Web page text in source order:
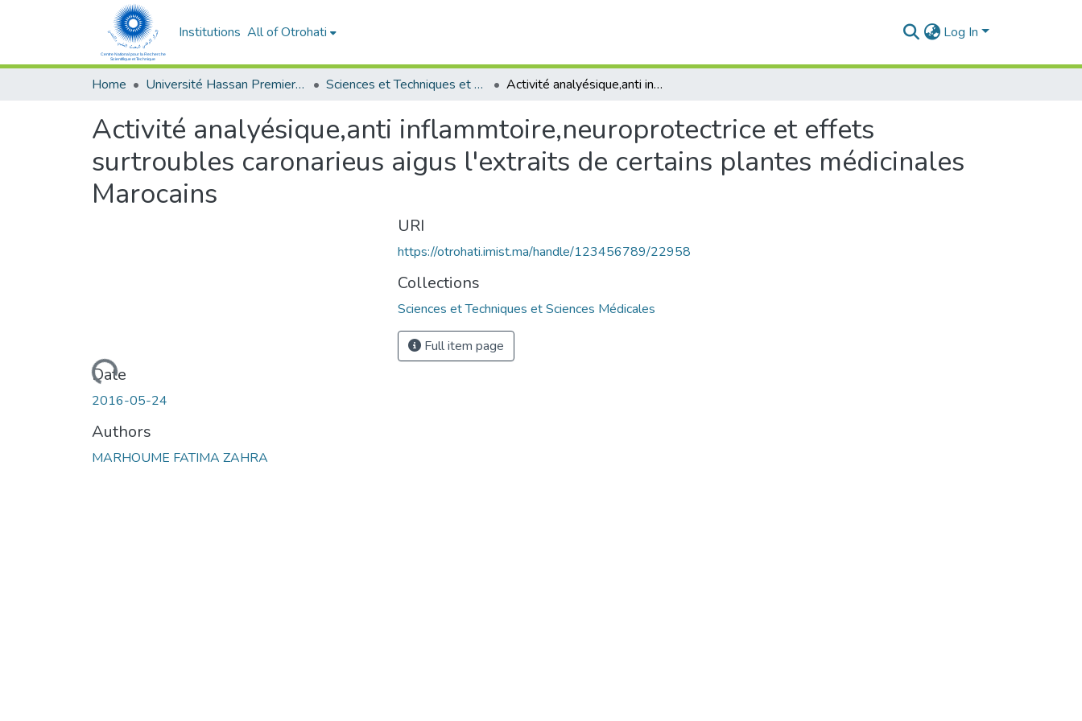
Institutions All of Otrohati Log In
Home Université Hassan Premier- Settat Sciences et Techniques et Sciences Médicales Activité analyésique,anti inflammtoire,neuroprotectrice et effets surtroubles caronarieus aigus l'extraits de certains plantes médicinales Marocains
Activité analyésique,anti inflammtoire,neuroprotectrice et effets
surtroubles caronarieus aigus l'extraits de certains plantes médicinales
Marocains
Loading...
Date
2016-05-24
Authors
MARHOUME FATIMA ZAHRA
URI
https://otrohati.imist.ma/handle/123456789/22958
Collections
Sciences et Techniques et Sciences Médicales
Full item page